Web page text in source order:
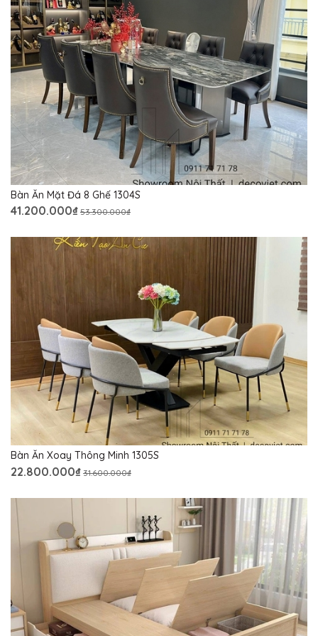
Bàn Ăn Mặt Đá 8 Ghế 1304S
41.200.000₫ 53.300.000₫
Bàn Ăn Xoay Thông Minh 1305S
22.800.000₫ 31.600.000₫